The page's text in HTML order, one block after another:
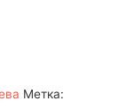
Метка: